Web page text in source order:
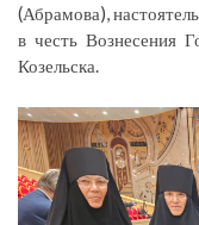
(Абрамова),
в честь Вознесения
Козельска.